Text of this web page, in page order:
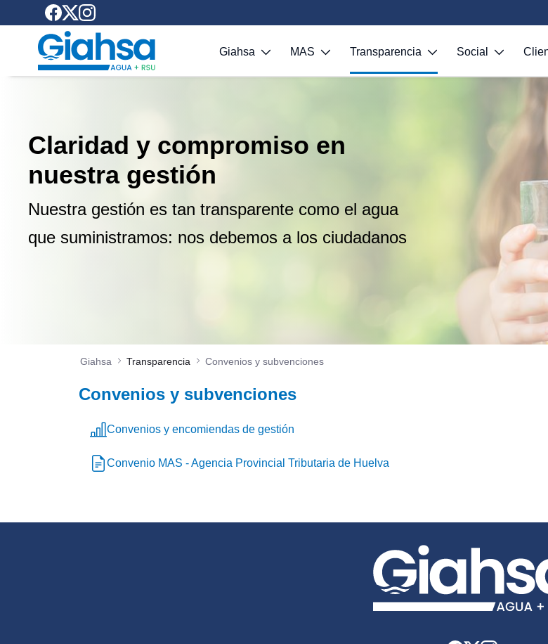
Saltar al contenido principal
Giahsa MAS Transparencia Social
Claridad y compromiso en
nuestra gestión
Nuestra gestión es tan transparente como el agua
que suministramos: nos debemos a los ciudadanos
Giahsa Transparencia Convenios y subvenciones
Convenios y subvenciones
Convenios y encomiendas de gestión
Convenio MAS - Agencia Provincial Tributaria de Huelva